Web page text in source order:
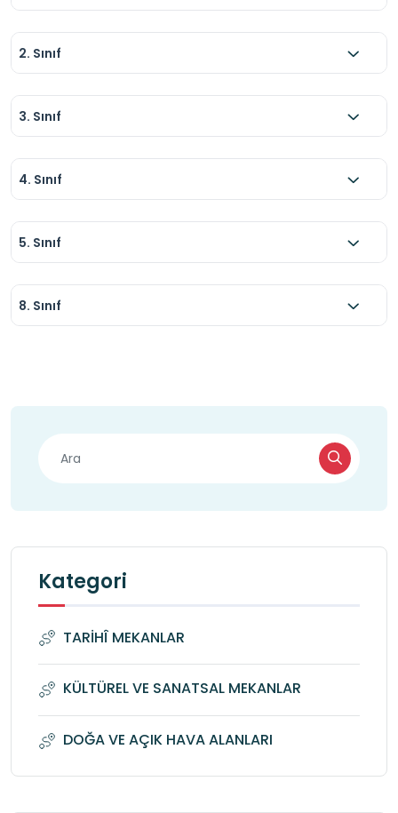
2. Sınıf
3. Sınıf
4. Sınıf
5. Sınıf
8. Sınıf
Kategori
TARİHÎ MEKANLAR
KÜLTÜREL VE SANATSAL MEKANLAR
DOĞA VE AÇIK HAVA ALANLARI